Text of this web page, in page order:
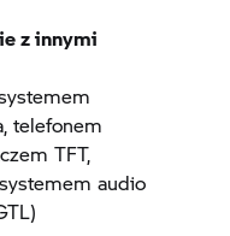
z innymi
telefonem
TFT,
audio